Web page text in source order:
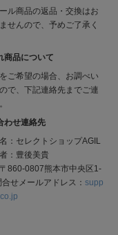
ル商品の返品・交換はお
せんので、予めご了承く
商品について
ご希望の場合、お調べい
で、下記連絡先までご連
わせ連絡先
：セレクトショップAGIL
：豊後美貴
860-0807熊本市中央区1-
せメールアドレス：supp